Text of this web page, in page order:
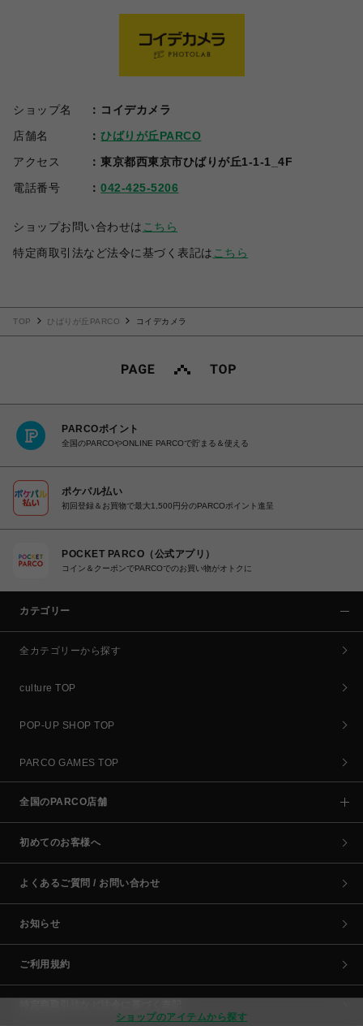
ショップ名
コイデカメラ
店舗名
ひばりが丘PARCO
アクセス
東京都西東京市ひばりが丘1-1-1_4F
電話番号
042-425-5206
ショップお問い合わせは こちら
特定商取引法など法令に基づく表記は こちら
ショップのアイテムから探す
TOP ひばりが丘PARCO コイデカメラ
PARCOポイント
全国のPARCOやONLINE PARCOで貯まる＆使える
ポケパル払い
初回登録＆お買物で最大1,500円分のPARCOポイント進呈
POCKET PARCO（公式アプリ）
コイン＆クーポンでPARCOでのお買い物がオトクに
カテゴリー
全カテゴリーから探す
culture TOP
POP-UP SHOP TOP
PARCO GAMES TOP
全国のPARCO店舗
初めてのお客様へ
よくあるご質問 / お問い合わせ
お知らせ
ご利用規約